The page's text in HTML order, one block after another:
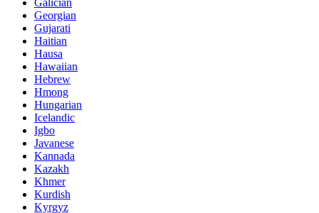
Galician
Georgian
Gujarati
Haitian
Hausa
Hawaiian
Hebrew
Hmong
Hungarian
Icelandic
Igbo
Javanese
Kannada
Kazakh
Khmer
Kurdish
Kyrgyz